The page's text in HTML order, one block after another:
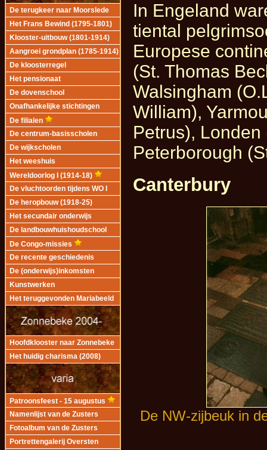
De terugkeer naar Moorslede
Het Frans Bewind (1795-1801)
Klooster-uitbouw (1801-1914)
Aangroei grondplan (1785-1914)
De kloosterregel
Het pensionaat
De dovenschool
Onafhankelijke stichtingen
De filialen
De centrum-basisscholen
De wijkscholen
Het weeshuis
Wereldoorlog I (1914-18)
De vluchtoorden tijdens WO I
De heropbouw (1918-25)
Het secundair onderwijs
De landbouwhuishoudschool
De Congo-missies
De recente geschiedenis
De (onderwijs)inkomsten
Kunstwerken
Het teruggevonden Mariabeeld
Hoofdklooster naar Zonnebeke
Het huidig charisma (2008)
Patroonsfeest - 15 augustus
Namenlijst van de Zusters
Fotoalbum van de Zusters
Portrettengalerij Oversten
In Engeland
tiental
Europese
(St. Thomas
Walsingham
William),
Petrus),
Peterborough
Canterbury
De NW-zijbeuk in